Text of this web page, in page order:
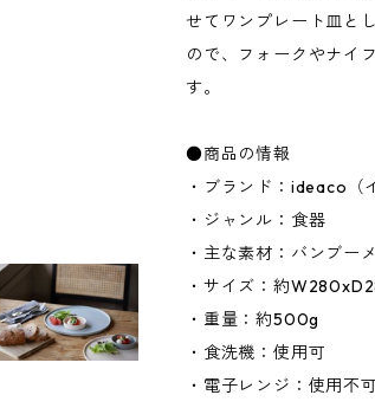
せてワンプレート皿と
ので、フォークやナイ
す。
●商品の情報
・ブランド：ideaco（
・ジャンル：食器
・主な素材：バンブー
・サイズ：約
・重量：約500g
・食洗機：使用可
・電子レンジ：使用不可